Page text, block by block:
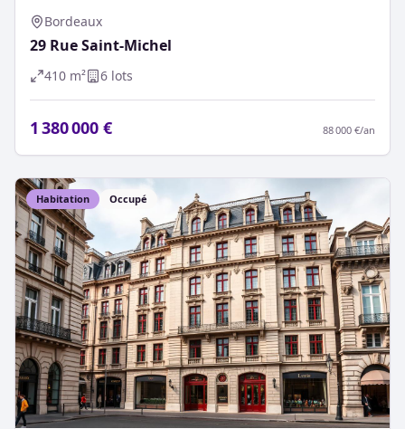
Bordeaux
29 Rue Saint-Michel
410 m² 6 lots
1 380 000 € 88 000 €/an
Habitation Occupé